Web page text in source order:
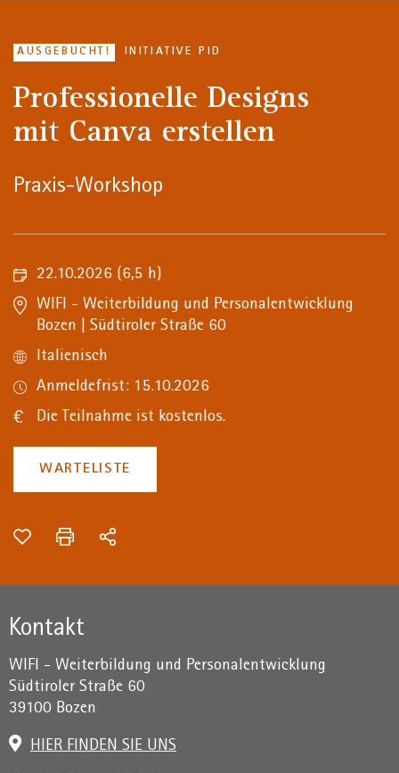
INITIATIVE PID
AUSGEBUCHT!
Professionelle Designs
mit Canva erstellen
Praxis-Workshop
22.10.2026 (6,5 h)
WIFI - Weiterbildung und Personalentwicklung
Bozen | Südtiroler Straße 60
Italienisch
Anmeldefrist: 15.10.2026
Die Teilnahme ist kostenlos.
WARTELISTE
Kontakt
WIFI - Weiterbildung und Personalentwicklung
Südtiroler Straße 60
39100 Bozen
HIER FINDEN SIE UNS